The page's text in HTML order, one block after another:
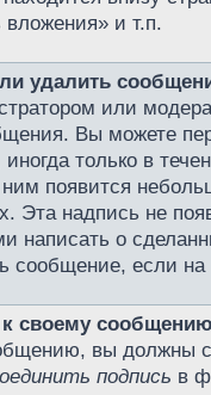
и т.п.
удалить
или
Вы можете
только в
появится
Эта надпись не
написать о
сообщение, если на
своему
вы должны
подпись в